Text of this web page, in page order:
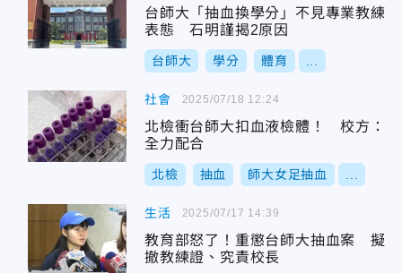
台師大「抽血換學分」不見專業教練
表態 石明謹揭2原因
台師大 學分 體育
社會
北檢衝台師大扣血液檢體！ 校方：
全力配合
北檢 抽血 師大女足抽血
2025/07/18 12:24
生活
教育部怒了！重懲台師大抽血案 擬
撤教練證、究責校長
2025/07/17 14:39